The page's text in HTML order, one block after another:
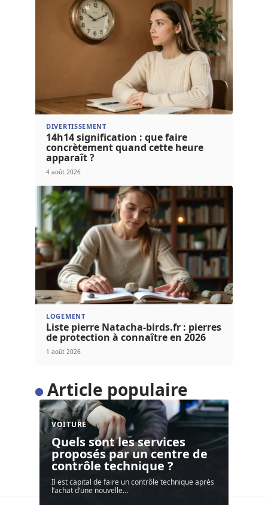
DIVERTISSEMENT
14h14 signification : que faire
concrètement quand cette heure
apparaît ?
4 août 2026
LOGEMENT
Liste pierre Natacha-birds.fr : pierres
de protection à connaître en 2026
1 août 2026
Article populaire
VOITURE
Quels sont les services
proposés par un centre de
contrôle technique ?
Il est capital de faire un contrôle technique après
l’achat d’une nouvelle…